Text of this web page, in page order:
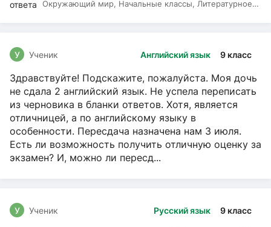
Окружающий мир, Начальные классы, Литературное
Английский язык 9 класс
У Ученик
Здравствуйте! Подскажите, пожалуйста. Моя дочь
не сдала 2 английский язык. Не успела переписать
из черновика в бланки ответов. Хотя, является
отличницей, а по английскому языку в
особенности. Пересдача назначена нам 3 июля.
Есть ли возможность получить отличную оценку за
экзамен? И, можно ли пересд...
Русский язык 9 класс
У Ученик